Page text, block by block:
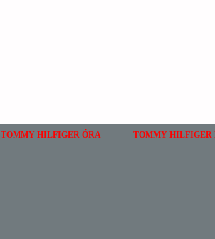
TOMMY HILFIGER ÓRA TOMMY HILFIGER